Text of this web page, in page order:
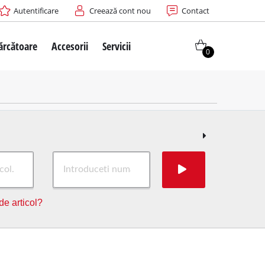
Autentificare Creează cont nou Contact
Accesorii Servicii 0
articol?